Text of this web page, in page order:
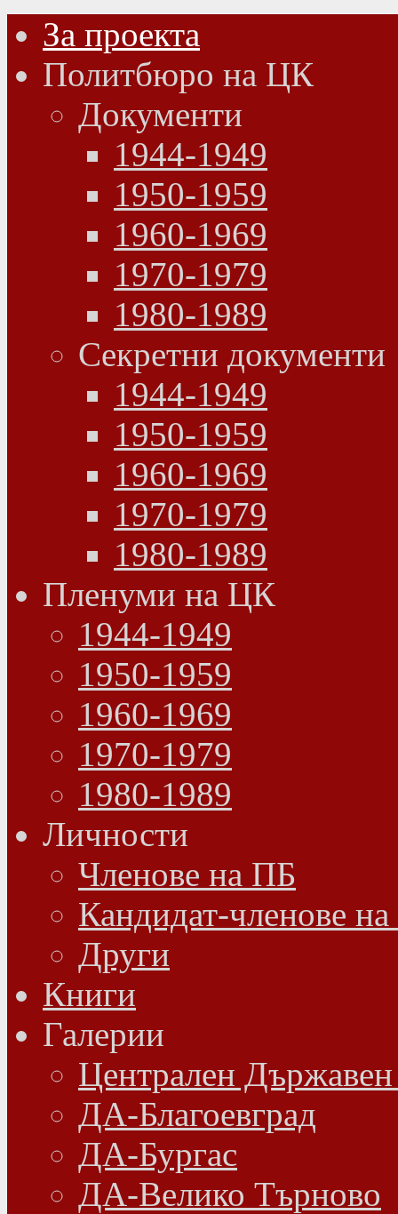
За проекта
Политбюро на ЦК
Документи
1944-1949
1950-1959
1960-1969
1970-1979
1980-1989
Секретни документи
1944-1949
1950-1959
1960-1969
1970-1979
1980-1989
Пленуми на ЦК
1944-1949
1950-1959
1960-1969
1970-1979
1980-1989
Личности
Членове на ПБ
Кандидат-членове
Други
Книги
Галерии
Централен
ДА-Благоевград
ДА-Бургас
ДА-Велико Търново